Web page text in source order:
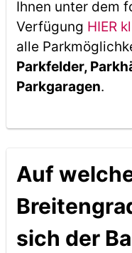
Ihnen unter dem
Verfügung HIER
alle
Parkfelder,
Parkgaragen.
Auf
sich der